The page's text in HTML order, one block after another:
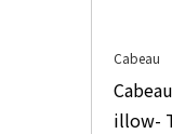
Cabeau
illow-